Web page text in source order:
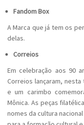
Fandom Box
A Marca que já tem os
delas.
Correios
Em celebração aos 90
Correios lançaram,
e um carimbo
Mônica. As peças
nomes da cultura